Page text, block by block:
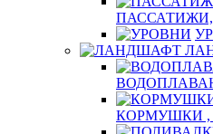
КОРМУШКИ ,